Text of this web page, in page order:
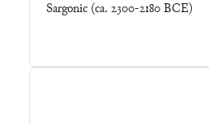
Sargonic (ca. 2300-2180 BCE)